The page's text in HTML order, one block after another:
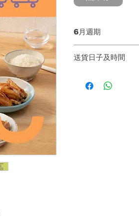
6月週期
第二週 Week 2：6
第四週 Week 4：
送貨日子及時間
同一週內送貨兩次